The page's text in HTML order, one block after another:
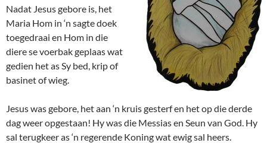
Nadat Jesus gebore is, het
Maria Hom in ‘n sagte doek
toegedraai en Hom in die
diere se voerbak geplaas wat
gedien het as Sy bed, krip of
basinet of wieg.
Jesus was gebore, het aan ‘n kruis gesterf en het op die derde
dag weer opgestaan! Hy was die Messias en Seun van God. Hy
sal terugkeer as ‘n regerende Koning wat ewig sal heers.